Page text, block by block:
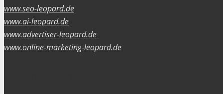
www.seo-leopard.de
www.ai-leopard.de
www.advertiser-leopard.de
www.online-marketing-leopard.de